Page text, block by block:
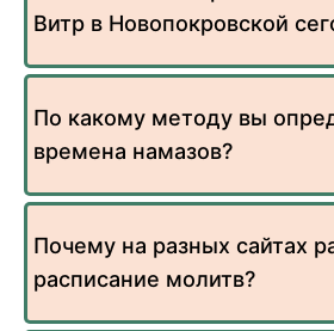
Витр в Новопокровской
По какому методу вы
времена намазов?
Почему на разных сайтах
расписание молитв?